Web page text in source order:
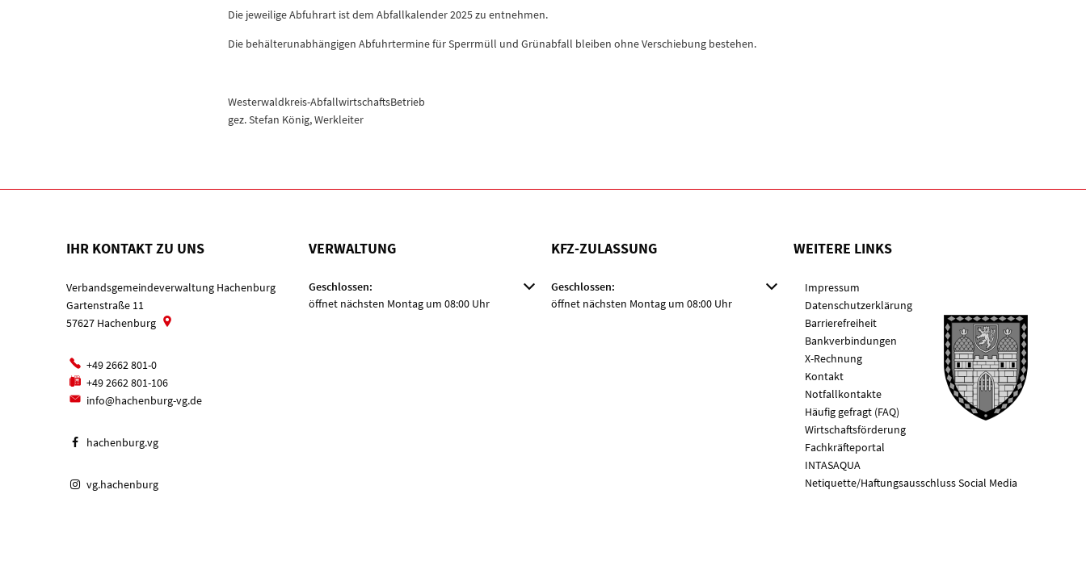
Die jeweilige Abfuhrart ist dem Abfallkalender 2025 zu entnehmen.
Die behälterunabhängigen Abfuhrtermine für Sperrmüll und Grünabfall bleiben ohne Verschiebung bestehen.
Westerwaldkreis-AbfallwirtschaftsBetrieb
gez. Stefan König, Werkleiter
IHR KONTAKT ZU UNS
Verbandsgemeindeverwaltung Hachenburg
Gartenstraße 11
57627 Hachenburg
+49 2662 801-0
+49 2662 801-106
info@hachenburg-vg.de
hachenburg.vg
vg.hachenburg
VERWALTUNG
Klicken, um weitere Öffnungs- oder Schließzeiten auszublenden
Geschlossen:
öffnet nächsten Montag um 08:00 Uhr
KFZ-ZULASSUNG
Klicken, um weitere Öffnungs- oder Schließzeiten auszublenden
Geschlossen:
öffnet nächsten Montag um 08:00 Uhr
WEITERE LINKS
Impressum
Datenschutzerklärung
Barrierefreiheit
Bankverbindungen
X-Rechnung
Kontakt
Notfallkontakte
Häufig gefragt (FAQ)
Wirtschaftsförderung
Fachkräfteportal
INTASAQUA
Netiquette/Haftungsausschluss Social Media